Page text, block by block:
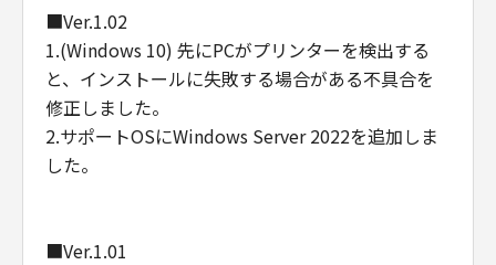
■Ver.1.02
1.(Windows 10) 先にPCがプリンターを検出する
と、インストールに失敗する場合がある不具合を
修正しました。
2.サポートOSにWindows Server 2022を追加しま
した。
■Ver.1.01